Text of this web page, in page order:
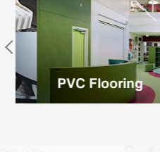
PVC Flooring